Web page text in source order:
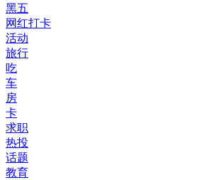
黑五
网红打卡
活动
旅行
吃
车
房
卡
求职
热投
话题
教育